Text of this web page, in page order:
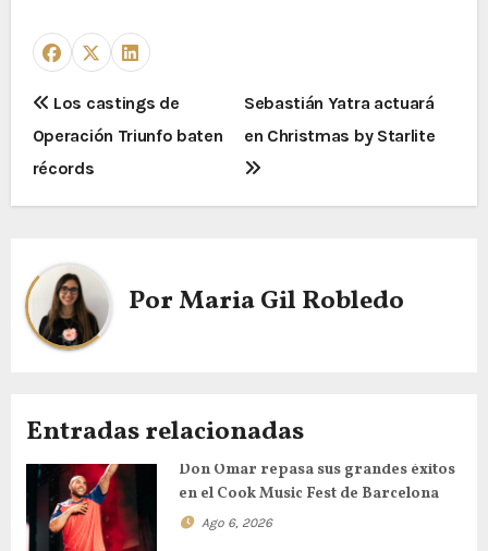
Los castings de
Operación Triunfo baten
récords
Sebastián Yatra actuará
en Christmas by Starlite
PorMaria Gil Robledo
Entradas relacionadas
Don Omar repasa sus grandes éxitos
en el Cook Music Fest de Barcelona
Ago 6, 2026